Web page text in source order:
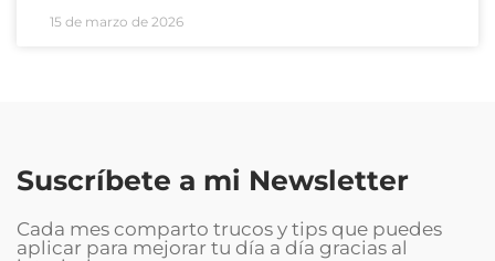
15 de marzo de 2026
Suscríbete a mi Newsletter
Cada mes comparto trucos y tips que puedes
aplicar para mejorar tu día a día gracias al